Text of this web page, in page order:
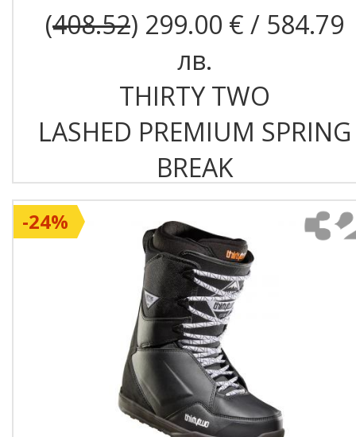
(408.52) 299.00 € / 584.79
лв.
THIRTY TWO
LASHED PREMIUM SPRING
BREAK
-24%